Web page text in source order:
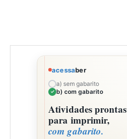
acessaber
a) sem gabarito
b) com gabarito
Atividades prontas
para imprimir,
com gabarito.